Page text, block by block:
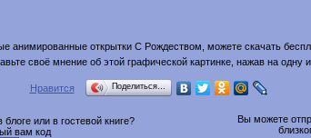
анимированные открытки С Рождеством, можете скачать
своё мнение об этой графической картинке, нажав на одну
Нравится Поделиться…
или в гостевой книге?
вам код
Вы можете